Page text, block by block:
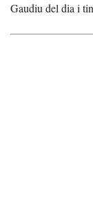
Gaudiu del dia i